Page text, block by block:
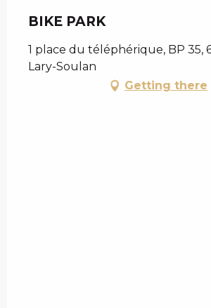
BIKE PARK
1 place du téléphérique, BP 35,
Lary-Soulan
Getting there